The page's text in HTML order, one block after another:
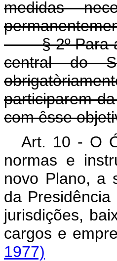
medidas
§ 2º Para
central do
participarem
com êsse
Art. 10 - O
normas e
novo Plano, a
da
jurisdições,
cargos e
1977)